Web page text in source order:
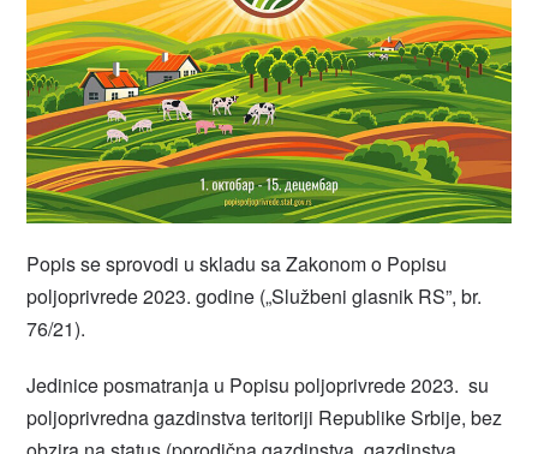
Popis se sprovodi u skladu sa Zakonom o Popisu
poljoprivrede 2023. godine („Službeni glasnik RS”, br.
76/21).
Jedinice posmatranja u Popisu poljoprivrede 2023. su
poljoprivredna gazdinstva teritoriji Republike Srbije, bez